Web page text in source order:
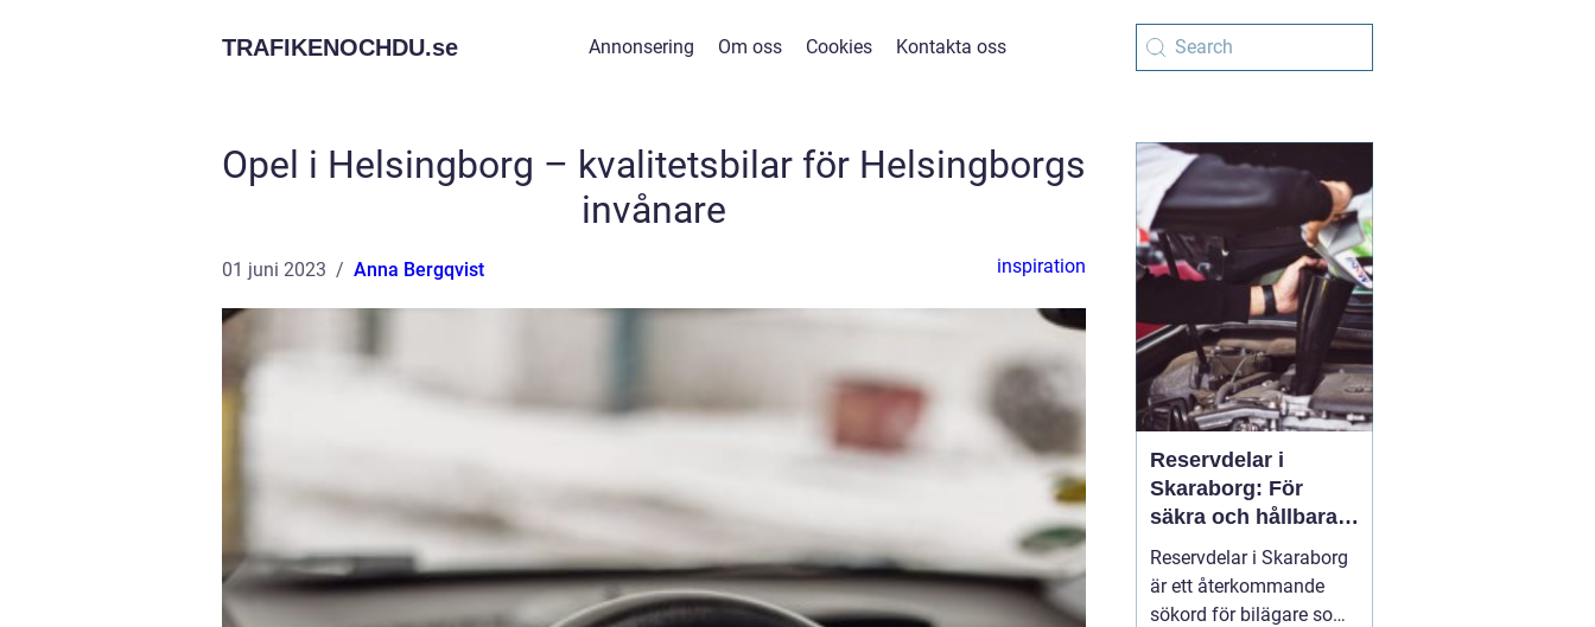
TRAFIKENOCHDU.se Annonsering Om oss Cookies Kontakta oss
Opel i Helsingborg – kvalitetsbilar för Helsingborgs
invånare
01 juni 2023 Anna Bergqvist inspiration
Reservdelar i
Skaraborg: För
säkra och hållbara
bilar
Reservdelar i Skaraborg
är ett återkommande
sökord för bilägare som